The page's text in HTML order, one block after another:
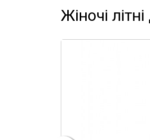
Жіночі